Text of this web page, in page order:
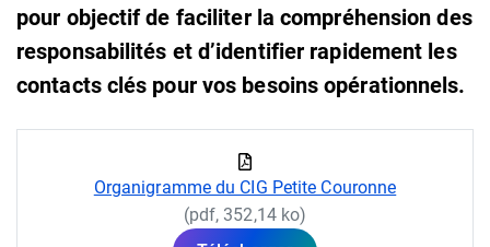
pour objectif de faciliter la compréhension des
responsabilités et d’identifier rapidement les
contacts clés pour vos besoins opérationnels.
Organigramme du CIG Petite Couronne
(pdf, 352,14 ko)